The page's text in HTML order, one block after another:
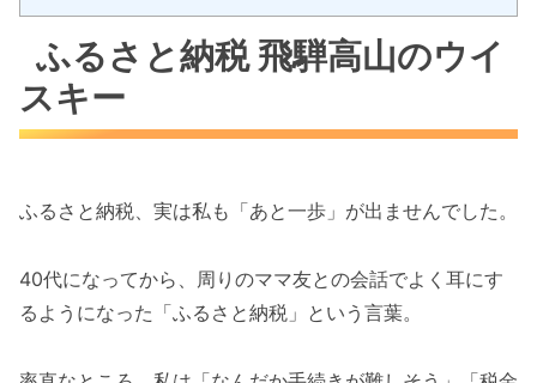
ふるさと納税 飛騨高山のウイ
スキー
ふるさと納税、実は私も「あと一歩」が出ませんでした。
40代になってから、周りのママ友との会話でよく耳にす
るようになった「ふるさと納税」という言葉。